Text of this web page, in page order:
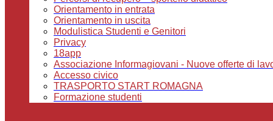
Orientamento in entrata
Orientamento in uscita
Modulistica Studenti e Genitori
Privacy
18app
Associazione Informagiovani - Nuove offerte di
Accesso civico
TRASPORTO START ROMAGNA
Formazione studenti